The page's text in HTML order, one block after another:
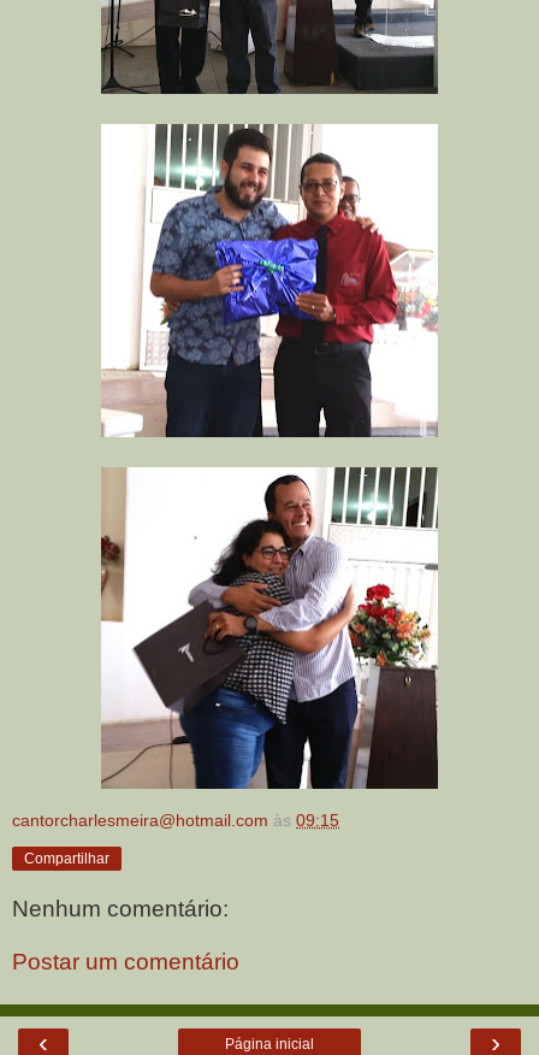
cantorcharlesmeira@hotmail.com às 09:15
Compartilhar
Nenhum comentário:
Postar um comentário
‹ ›
Página inicial